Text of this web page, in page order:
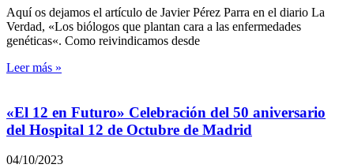
Aquí os dejamos el artículo de Javier Pérez Parra en el diario La
Verdad, «Los biólogos que plantan cara a las enfermedades
genéticas«. Como reivindicamos desde
Leer más »
«El 12 en Futuro» Celebración del 50 aniversario
del Hospital 12 de Octubre de Madrid
04/10/2023